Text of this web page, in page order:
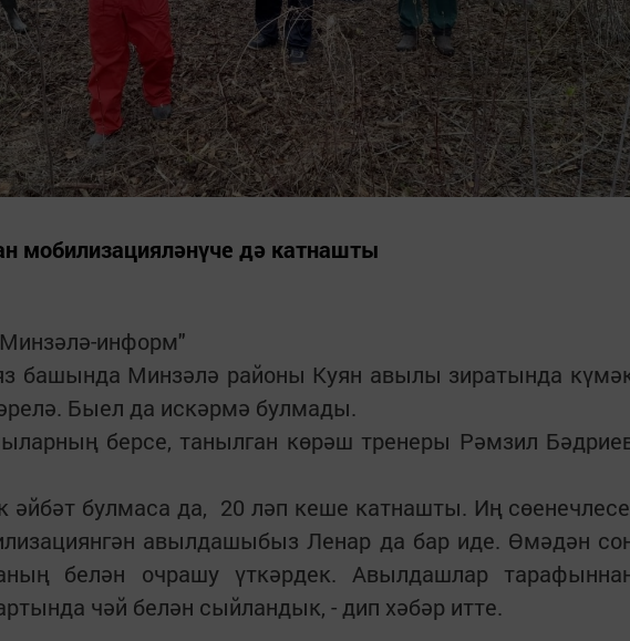
мобилизацияләнүче дә катнашты
информ"
башында Минзәлә районы Куян авылы зиратында
Быел да искәрмә булмады.
берсе, танылган көрәш тренеры Рәмзил
булмаса да, 20 ләп кеше катнашты. Иң
авылдашыбыз Ленар да бар иде. Өмәдән
белән очрашу үткәрдек. Авылдашлар
чәй белән сыйландык, - дип хәбәр итте.